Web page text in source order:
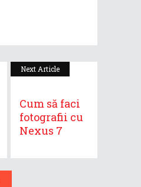
Next Article
Cum să faci
fotografii cu
Nexus 7